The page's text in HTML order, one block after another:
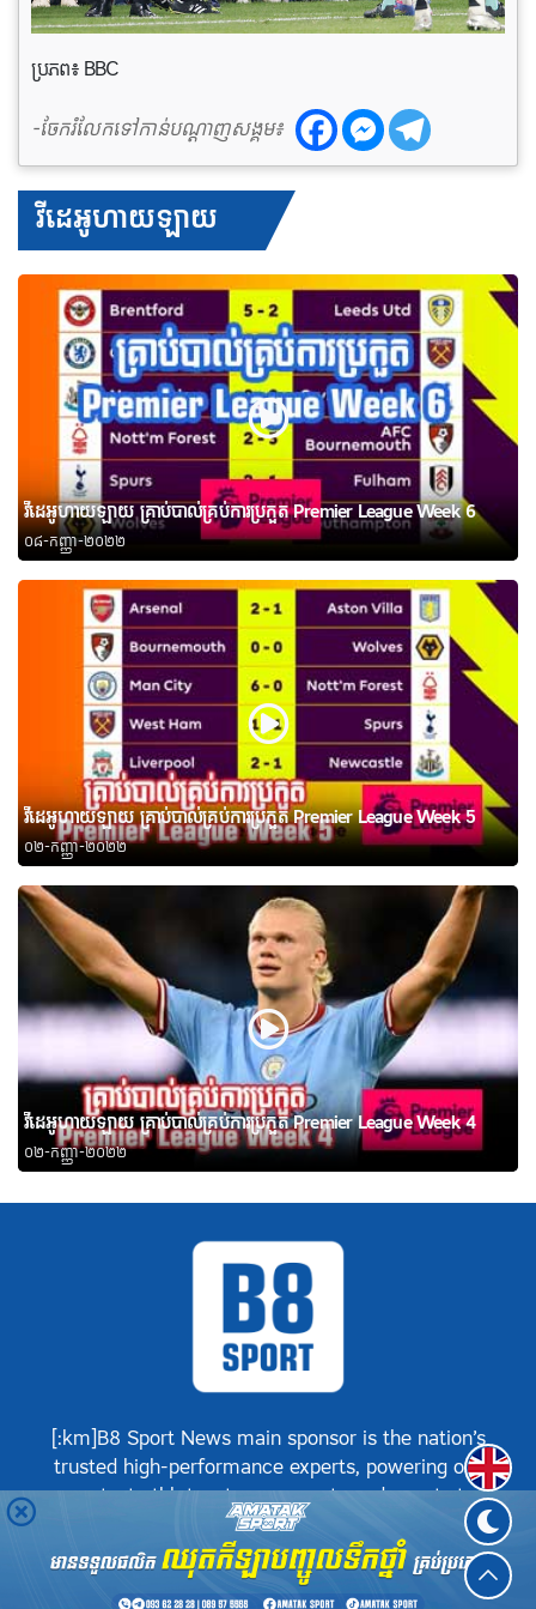
ប្រភព៖ BBC
-ចែករំលែកទៅកាន់បណ្តាញសង្គម៖
វីដេអូហាយឡាយ
វីដេអូហាយឡាយ គ្រាប់បាល់គ្រប់ការប្រកួត Premier League Week 6
០៨-កញ្ញា-២០២២
វីដេអូហាយឡាយ គ្រាប់បាល់គ្រប់ការប្រកួត Premier League Week 5
០២-កញ្ញា-២០២២
វីដេអូហាយឡាយ គ្រាប់បាល់គ្រប់ការប្រកួត Premier League Week 4
០២-កញ្ញា-២០២២
[:km]B8 Sport News main sponsor is the nation’s
trusted high-performance experts, powering our
greatest athletes, teams, sports and events to
achieve positive success.[:]
B8 Sport News2026. រក្សាសិទ្ធិគ្រប់យ៉ាង.